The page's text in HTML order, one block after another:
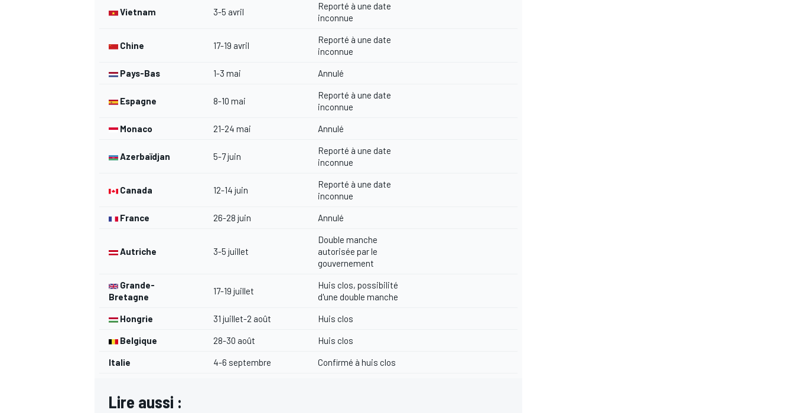
AUTRES CHAMPIONNATS
Vietnam 3-5 avril
Reporté à une date
inconnue
Chine 17-19 avril
Reporté à une date
inconnue
Pays-Bas 1-3 mai Annulé
Espagne 8-10 mai
Reporté à une date
inconnue
Monaco 21-24 mai Annulé
Azerbaïdjan 5-7 juin
Reporté à une date
inconnue
Canada 12-14 juin
Reporté à une date
inconnue
France 26-28 juin Annulé
Autriche 3-5 juillet
Double manche
autorisée par le
gouvernement
Grande-
Bretagne
17-19 juillet
Huis clos, possibilité
d'une double manche
Hongrie 31 juillet-2 août Huis clos
Belgique 28-30 août Huis clos
Italie 4-6 septembre Confirmé à huis clos
Lire aussi :